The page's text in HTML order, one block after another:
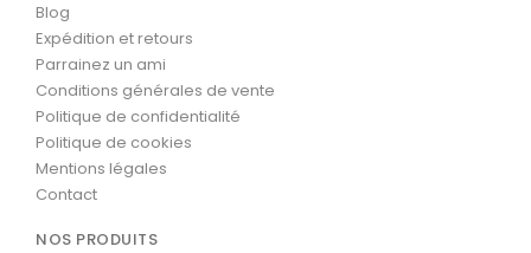
Blog
Expédition et retours
Parrainez un ami
Conditions générales de vente
Politique de confidentialité
Politique de cookies
Mentions légales
Contact
NOS PRODUITS